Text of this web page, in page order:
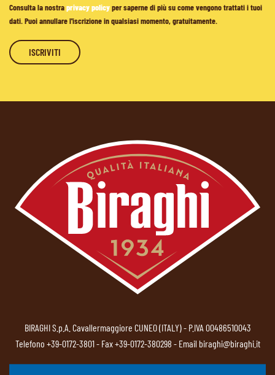
Consulta la nostraprivacy policyper saperne di più su come vengono trattati i tuoi
dati. Puoi annullare l'iscrizione in qualsiasi momento, gratuitamente.
BIRAGHI S.p.A. Cavallermaggiore CUNEO (ITALY) - P.IVA 00486510043
Telefono +39-0172-3801- Fax +39-0172-380298 - Email biraghi@biraghi.it